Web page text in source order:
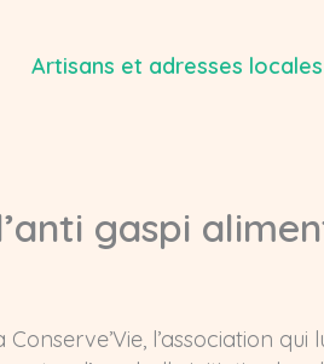
Artisans et adresses locales
gaspi
Conserve’Vie, l’association